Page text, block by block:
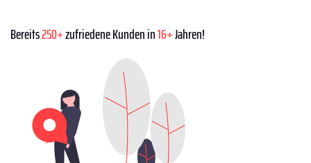
Bereits250+zufriedene Kunden in16+Jahren!